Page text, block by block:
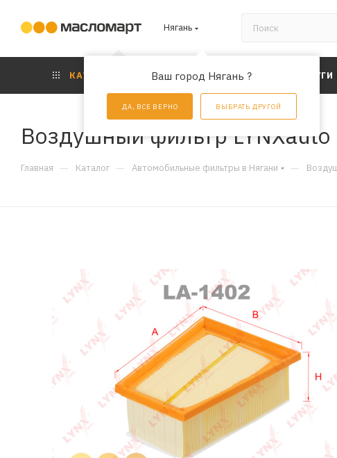
Нягань
Ваш город Нягань ?
ДА, ВСЕ ВЕРНО ВЫБРАТЬ ДРУГОЙ
КАТАЛОГ АКЦИИ
Воздушный фильтр LYNXauto
Главная — Каталог — Автомобильные фильтры в Нягани —